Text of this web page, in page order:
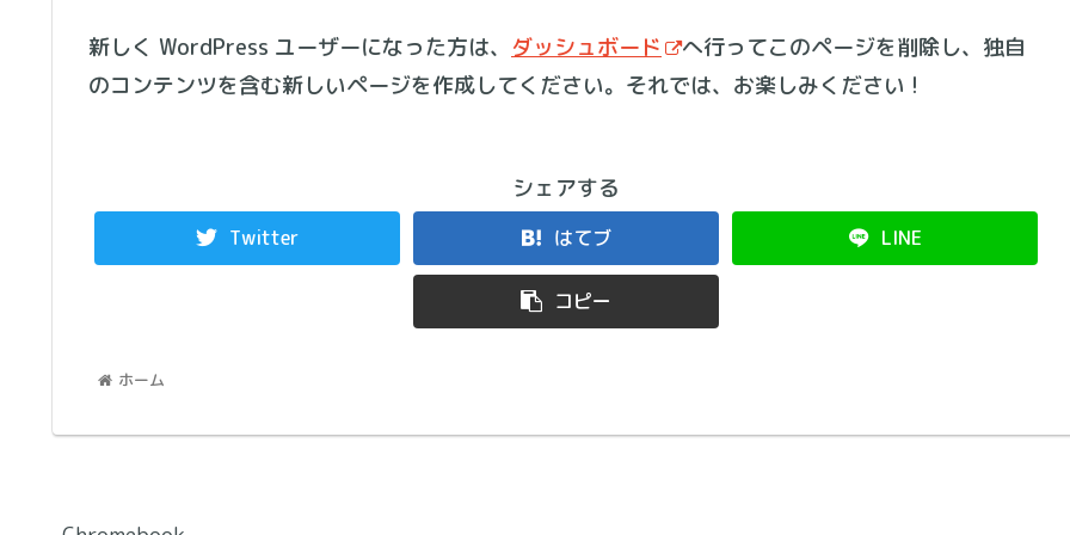
新しく WordPress ユーザーになった方は、 ダッシュボード
へ行ってこのページを削除し、独自
のコンテンツを含む新しいページを作成してください。それでは、お楽しみください !
シェアする
Twitter はてブ LINE
コピー
ホーム